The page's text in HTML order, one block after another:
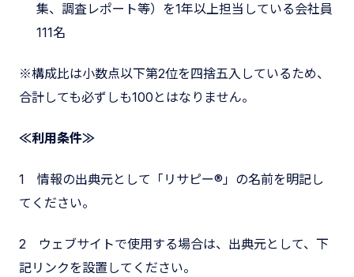
集、調査レポート等）を1年以上担当している会社員
111名
※構成比は小数点以下第2位を四捨五入しているため、
合計しても必ずしも100とはなりません。
≪利用条件≫
1 情報の出典元として「リサピー®︎」の名前を明記し
てください。
2 ウェブサイトで使用する場合は、出典元として、下
記リンクを設置してください。